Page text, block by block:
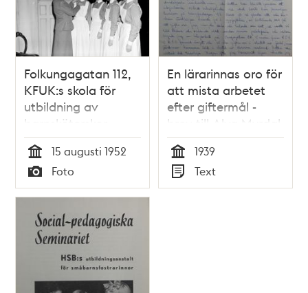
Folkungagatan 112,
KFUK:s skola för
utbildning av
barnsköterskor.
Examen.
Föreståndarinna
Margot Wikner
fäster
på Elin Andreasson
Tid
15 augusti 1952
Typ
Foto
En lärarinnas oro för
att mista arbetet
efter giftermål -
brev till Alva Myrdal
1939.
Tid
1939
Typ
Text